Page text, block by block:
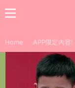
Home APP限定內容!